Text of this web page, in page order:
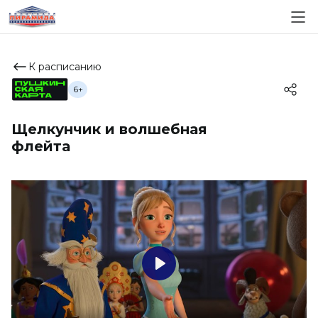
К расписанию
Щелкунчик и волшебная
флейта
6+
Play